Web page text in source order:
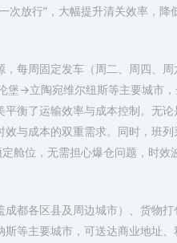
放行”，大幅提升清关效率，降
每周固定发车（周二、周四、
→立陶宛维尔纽斯等主要城市
衡了运输效率与成本控制。无
与成本的双重需求。同时，班
舱位，无需担心爆仓问题，时效
都各区县及周边城市）、货物
等主要城市，可送达商业地址